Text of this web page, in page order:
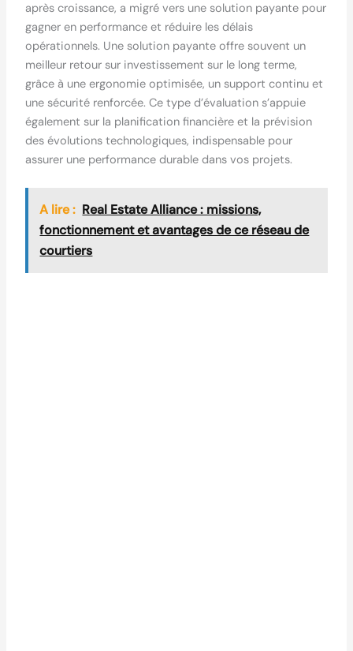
après croissance, a migré vers une solution payante pour
gagner en performance et réduire les délais
opérationnels. Une solution payante offre souvent un
meilleur retour sur investissement sur le long terme,
grâce à une ergonomie optimisée, un support continu et
une sécurité renforcée. Ce type d’évaluation s’appuie
également sur la planification financière et la prévision
des évolutions technologiques, indispensable pour
assurer une performance durable dans vos projets.
A lire : Real Estate Alliance : missions,
fonctionnement et avantages de ce réseau de
courtiers